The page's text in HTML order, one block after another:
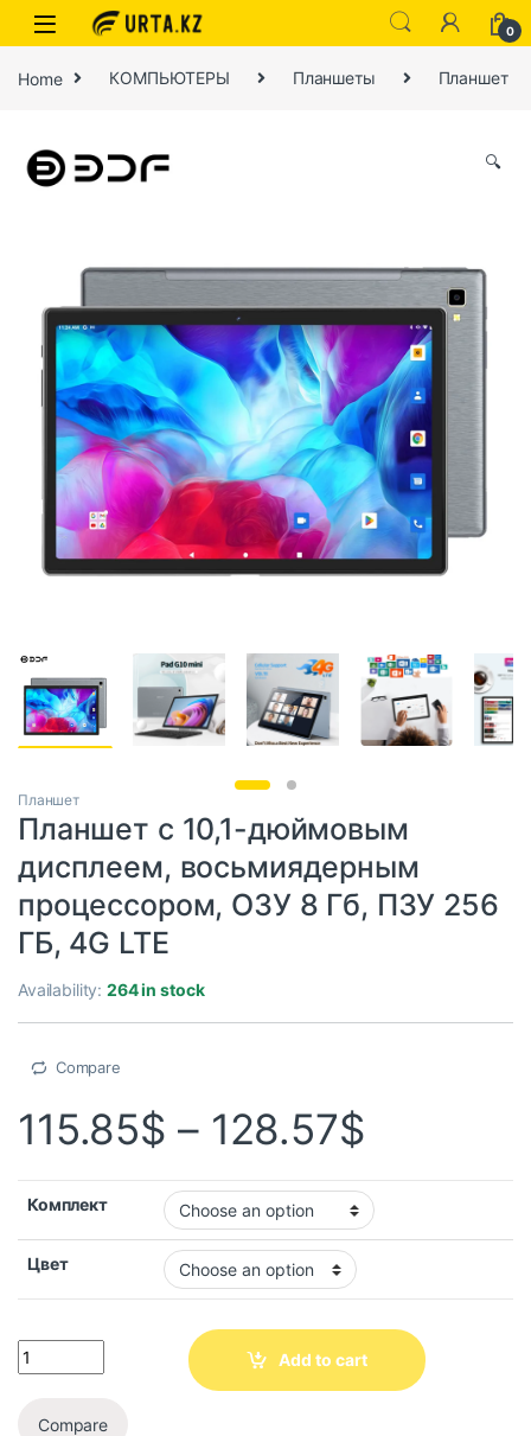
0
Home КОМПЬЮТЕРЫ Планшеты Планшет
🔍
Планшет
Планшет с 10,1-дюймовым
дисплеем, восьмиядерным
процессором, ОЗУ 8 Гб, ПЗУ 256
ГБ, 4G LTE
Availability:264 in stock
Compare
115.85$ – 128.57$
Комплект
Цвет
Add to cart
Compare